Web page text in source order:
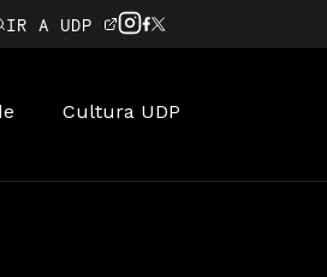
IR A UDP
Cultura UDP